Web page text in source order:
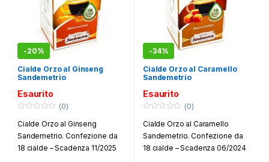
-20%
Cialde Orzo al Ginseng
Sandemetrio
Esaurito
o
t
o
f
(0)
Cialde Orzo al Ginseng
Sandemetrio. Confezione da
18 cialde – Scadenza 11/2025
-34%
Cialde Orzo al Caramello
Sandemetrio
Esaurito
o
t
o
f
(0)
Cialde Orzo al Caramello
Sandemetrio. Confezione da
18 cialde – Scadenza 06/2024